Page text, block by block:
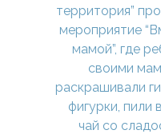
территория”
мероприятие
мамой”, где
своими
раскрашивали
фигурки, пили
чай со